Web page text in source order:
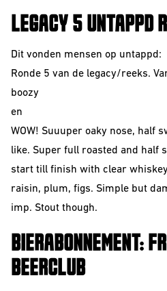
Join our beerclub
LEGACY 5 UNTAPPD
Dit vonden mensen op untappd:
Ronde 5 van de legacy/reeks.
boozy
en
WOW! Suuuper oaky nose, half
like. Super full roasted and half
start till finish with clear
raisin, plum, figs. Simple but
imp. Stout though.
BIERABONNEMENT:
BEERCLUB